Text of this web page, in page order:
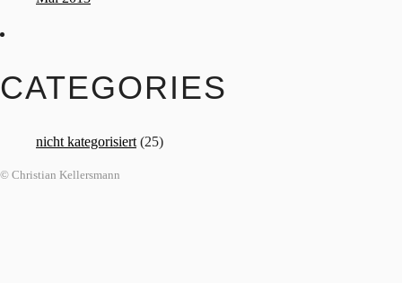
CATEGORIES
nicht kategorisiert (25)
© Christian Kellersmann